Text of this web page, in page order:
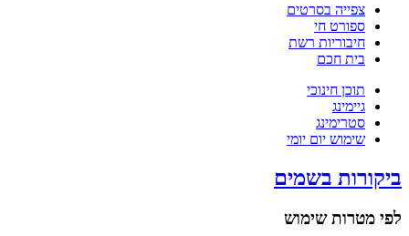
צפייה בסרטים
ספורט חי
חיבוריות רשת
בית חכם
תוכן חינוכי
גיימינג
סטרימינג
שימוש יום יומי
ביקורות בשמים
לפי מטרות שימוש